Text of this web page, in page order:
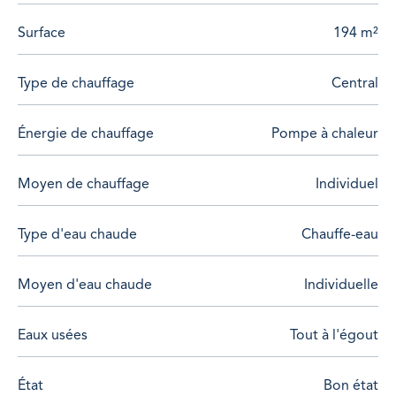
Espace dédié aux enfants comprenant deux chambres
et une salle de bain, offrant un espace séparé pour
chacun
Piscine couverte et chauffée : Profitez d'une piscine
l'année.
Equipements de comfort et dépendance :
performant et économe
Deux garages : stationnement véhicule et/ou
rangement.
Surface 194 m²
Type de chauffage Central
Énergie de chauffage Pompe à chaleur
Moyen de chauffage Individuel
Type d'eau chaude Chauffe-eau
Moyen d'eau chaude Individuelle
Eaux usées Tout à l'égout
État Bon état